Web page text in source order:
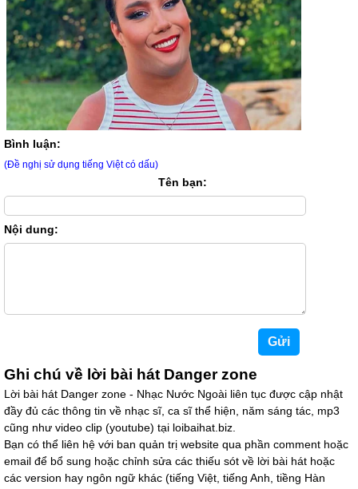
Bình luận:
(Đề nghị sử dụng tiếng Việt có dấu)
Tên bạn:
Nội dung:
Ghi chú về lời bài hát Danger zone
Lời bài hát Danger zone - Nhạc Nước Ngoài liên tục được cập nhật
đầy đủ các thông tin về nhạc sĩ, ca sĩ thể hiện, năm sáng tác, mp3
cũng như video clip (youtube) tại loibaihat.biz.
Bạn có thể liên hệ với ban quản trị website qua phần comment hoặc
email để bổ sung hoặc chỉnh sửa các thiếu sót về lời bài hát hoặc
các version hay ngôn ngữ khác (tiếng Việt, tiếng Anh, tiềng Hàn